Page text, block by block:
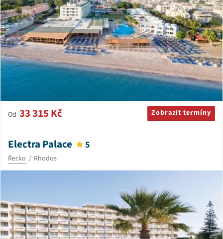
Od 33 315 Kč Zobrazit termíny
Electra Palace 5
Řecko Rhodos